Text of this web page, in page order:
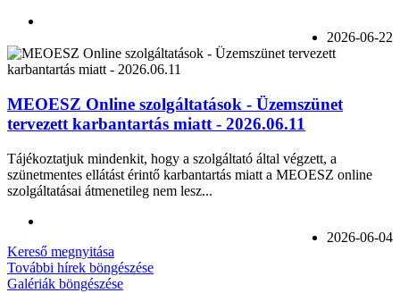
2026-06-22
MEOESZ Online szolgáltatások - Üzemszünet
tervezett karbantartás miatt - 2026.06.11
Tájékoztatjuk mindenkit, hogy a szolgáltató által végzett, a
szünetmentes ellátást érintő karbantartás miatt a MEOESZ online
szolgáltatásai átmenetileg nem lesz...
2026-06-04
Kereső megnyitása
További hírek böngészése
Galériák böngészése